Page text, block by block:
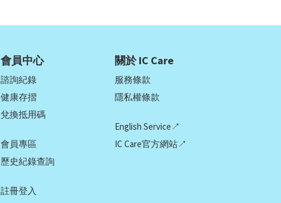
會員中心
諮詢紀錄
健康存摺
兌換抵用碼
會員專區
歷史紀錄查詢
註冊登入
關於 IC Care
服務條款
隱私權條款
English Service↗
IC Care官方網站↗